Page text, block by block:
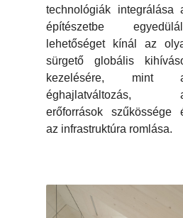
technológiák integrálása
építészetbe
lehetőséget kínál az
sürgető globális
kezelésére, mint
éghajlatváltozás,
erőforrások szűkössége
az infrastruktúra romlása.